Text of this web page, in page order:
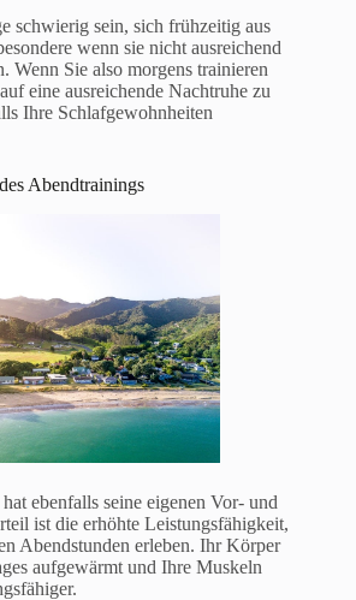
schwierig sein, sich frühzeitig aus
wenn sie nicht ausreichend
Wenn Sie also morgens trainieren
eine ausreichende Nachtruhe zu
Ihre Schlafgewohnheiten
Abendtrainings
ebenfalls seine eigenen Vor- und
ist die erhöhte Leistungsfähigkeit,
Abendstunden erleben. Ihr Körper
aufgewärmt und Ihre Muskeln